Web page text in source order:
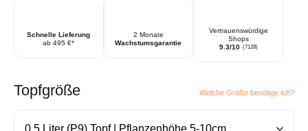
Schnelle Lieferung
ab 495 €*
2 Monate
Wachstumsgarantie
Vertrauenswürdige
Shops
9.3/10 (7128)
Topfgröße Welche Größe benötige ich?